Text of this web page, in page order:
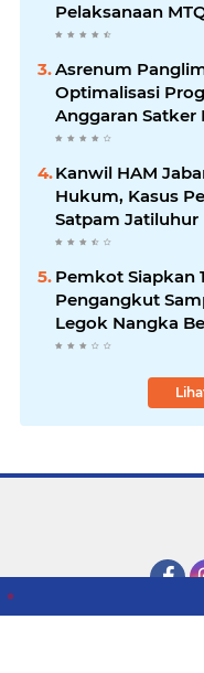
Pelaksanaan
Asrenum
Optimalisasi
Anggaran Satker
Evaluasi Kinerja
Kanwil HAM
Hukum, Kasus
Satpam Jatiluhur
Pemkot Siapkan
Pengangkut
Legok Nangka
Jelang